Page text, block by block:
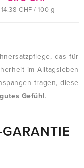
14.38 CHF / 100 g
das für
im Alltagsleben
tragen, diese
Gefühl.